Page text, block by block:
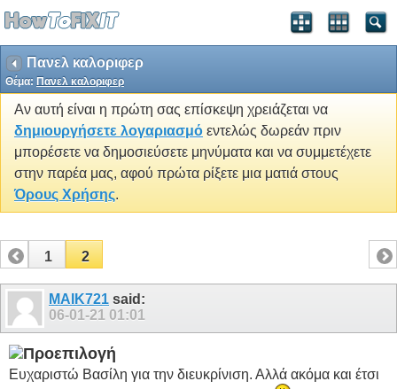
Πανελ καλοριφερ
Θέμα: Πανελ καλοριφερ
Αν αυτή είναι η πρώτη σας επίσκεψη χρειάζεται να
δημιουργήσετε λογαριασμό εντελώς δωρεάν πριν
μπορέσετε να δημοσιεύσετε μηνύματα και να συμμετέχετε
στην παρέα μας, αφού πρώτα ρίξετε μια ματιά στους
Όρους Χρήσης.
1 2
MAIK721 said:
06-01-21 01:01
Ευχαριστώ Βασίλη για την διευκρίνιση. Αλλά ακόμα και έτσι